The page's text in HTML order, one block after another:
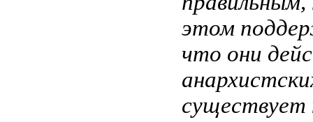
этом
что они